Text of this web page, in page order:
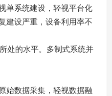
单系统建设，轻视平台化
建设严重，设备利用率不
处的水平。多制式系统并
始数据采集，轻视数据融